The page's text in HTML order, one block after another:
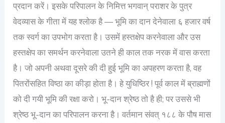
प्रदान करें। इसके परिपालन के निमित्त भगवान् पराशर के पुत्र
वेदव्यास के गीता में यह श्लोक है — भूमि का दान देनेवाला ६ हजार वर्ष
तक स्वर्ग का उपभोग करता है। उसमें हस्तक्षेप करनेवाला और उस
हस्तक्षेप का समर्थन करनेवाला उतने ही काल तक नरक में वास करता
है। जो अपनी अथवा दूसरे की दी हुई भूमि का अपहरण करता है, वह
पितरोंसहित विष्ठा का कीड़ा होता है। हे युधिष्ठिर ! पूर्व काल में ब्राह्मणों
को दी गयी भूमि की रक्षा करो। भू-दान श्रेष्ठ तो है ही; पर उससे भी
श्रेष्ठ भू-दान का परिपालन करना है। वर्तमान संवत् १८८ के पौष मास